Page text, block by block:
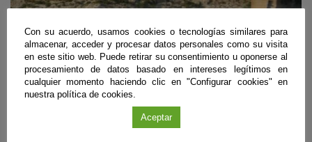
Recursos Naturales y Medio Ambiente
Con su acuerdo, usamos cookies o tecnologías similares para
almacenar, acceder y procesar datos personales como su visita
en este sitio web. Puede retirar su consentimiento u oponerse al
procesamiento de datos basado en intereses legítimos en
cualquier momento haciendo clic en "Configurar cookies" en
nuestra política de cookies.
Aceptar